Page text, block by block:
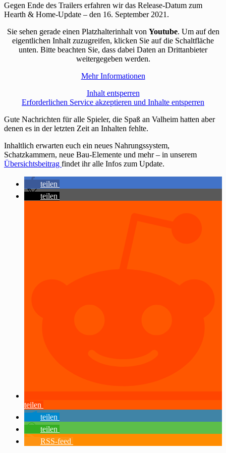
Gegen Ende des Trailers erfahren wir das Release-Datum zum
Hearth & Home-Update – den 16. September 2021.
Sie sehen gerade einen Platzhalterinhalt von Youtube. Um auf den
eigentlichen Inhalt zuzugreifen, klicken Sie auf die Schaltfläche
unten. Bitte beachten Sie, dass dabei Daten an Drittanbieter
weitergegeben werden.
Mehr Informationen
Inhalt entsperren
Erforderlichen Service akzeptieren und Inhalte entsperren
Gute Nachrichten für alle Spieler, die Spaß an Valheim hatten aber
denen es in der letzten Zeit an Inhalten fehlte.
Inhaltlich erwarten euch ein neues Nahrungssystem,
Schatzkammern, neue Bau-Elemente und mehr – in unserem
Übersichtsbeitrag findet ihr alle Infos zum Update.
teilen
teilen
teilen
teilen
teilen
RSS-feed